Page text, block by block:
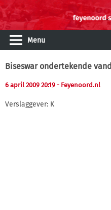
Menu
Biseswar ondertekende
6 april 2009 20:19 - Feyenoord.nl
Verslaggever: K